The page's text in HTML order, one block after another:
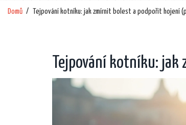
Domů Tejpování kotníku: jak zmírnit bolest a podpořit hojení
Tejpování kotníku: